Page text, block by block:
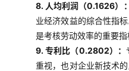
8. 人均利润（0.1626）：
业经济效益的综合性指
是考核劳动效率的重要
9. 专利比（0.2802）：
重视，也对企业新技术